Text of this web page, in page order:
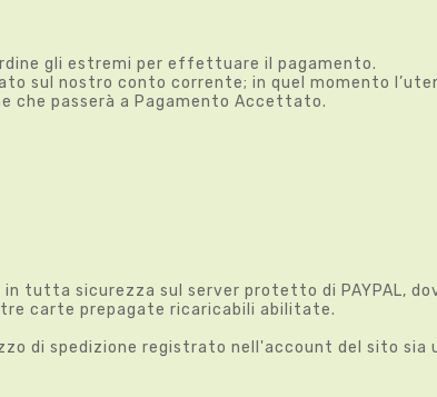
gli estremi per effettuare il pagamento.
sul nostro conto corrente; in quel momento
che passerà a Pagamento Accettato.
tutta sicurezza sul server protetto di PAYPAL,
carte prepagate ricaricabili abilitate.
di spedizione registrato nell'account del sito sia